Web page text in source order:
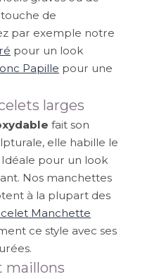
de
par exemple notre
pour un look
Papille pour une
larges
fait son
elle habille le
pour un look
Nos manchettes
à la plupart des
Manchette
ce style avec ses
maillons